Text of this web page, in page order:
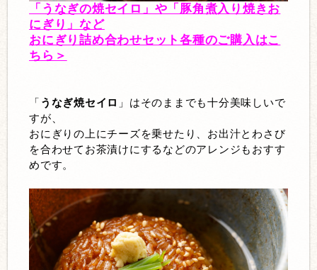
「うなぎの焼セイロ」や「豚角煮入り焼きお
にぎり」など
おにぎり詰め合わせセット各種のご購入はこ
ちら＞
「 うなぎ焼セイロ 」はそのままでも十分美味しいで
すが、
おにぎりの上にチーズを乗せたり、お出汁とわさび
を合わせてお茶漬けにするなどのアレンジもおすす
めです。